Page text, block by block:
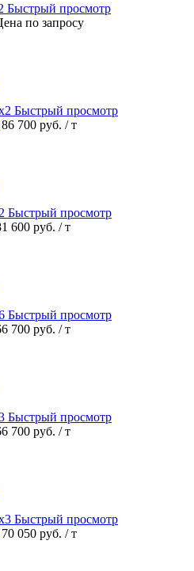
Быстрый просмотр
по запросу
Быстрый просмотр
86 700 руб. / т
Быстрый просмотр
600 руб. / т
Быстрый просмотр
700 руб. / т
Быстрый просмотр
700 руб. / т
Быстрый просмотр
70 050 руб. / т